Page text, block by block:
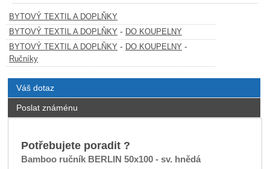
BYTOVÝ TEXTIL A DOPLŇKY
BYTOVÝ TEXTIL A DOPLŇKY - DO KOUPELNY
BYTOVÝ TEXTIL A DOPLŇKY - DO KOUPELNY -
Ručníky
Váš dotaz
Poslat známénu
Potřebujete poradit ?
Bamboo ručník BERLIN 50x100 - sv. hnědá